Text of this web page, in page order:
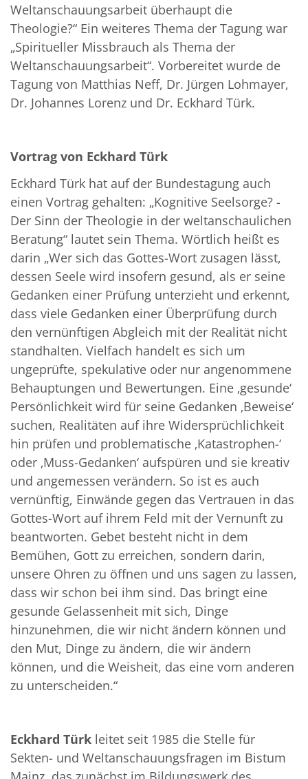
Weltanschauungsarbeit überhaupt die
Theologie?“ Ein weiteres Thema der Tagung war
„Spiritueller Missbrauch als Thema der
Weltanschauungsarbeit“. Vorbereitet wurde de
Tagung von Matthias Neff, Dr. Jürgen Lohmayer,
Dr. Johannes Lorenz und Dr. Eckhard Türk.
Vortrag von Eckhard Türk
Eckhard Türk hat auf der Bundestagung auch
einen Vortrag gehalten: „Kognitive Seelsorge? -
Der Sinn der Theologie in der weltanschaulichen
Beratung“ lautet sein Thema. Wörtlich heißt es
darin „Wer sich das Gottes-Wort zusagen lässt,
dessen Seele wird insofern gesund, als er seine
Gedanken einer Prüfung unterzieht und erkennt,
dass viele Gedanken einer Überprüfung durch
den vernünftigen Abgleich mit der Realität nicht
standhalten. Vielfach handelt es sich um
ungeprüfte, spekulative oder nur angenommene
Behauptungen und Bewertungen. Eine ‚gesunde‘
Persönlichkeit wird für seine Gedanken ‚Beweise‘
suchen, Realitäten auf ihre Widersprüchlichkeit
hin prüfen und problematische ‚Katastrophen-‘
oder ‚Muss-Gedanken‘ aufspüren und sie kreativ
und angemessen verändern. So ist es auch
vernünftig, Einwände gegen das Vertrauen in das
Gottes-Wort auf ihrem Feld mit der Vernunft zu
beantworten. Gebet besteht nicht in dem
Bemühen, Gott zu erreichen, sondern darin,
unsere Ohren zu öffnen und uns sagen zu lassen,
dass wir schon bei ihm sind. Das bringt eine
gesunde Gelassenheit mit sich, Dinge
hinzunehmen, die wir nicht ändern können und
den Mut, Dinge zu ändern, die wir ändern
können, und die Weisheit, das eine vom anderen
zu unterscheiden.“
Eckhard Türk leitet seit 1985 die Stelle für
Sekten- und Weltanschauungsfragen im Bistum